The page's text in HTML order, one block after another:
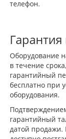
телефон.
Оборудование
в течение
гарантийный
бесплатно при
оборудования.
гарантийный
датой продажи.